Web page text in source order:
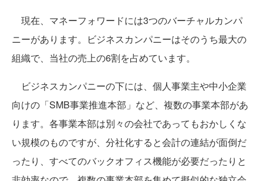
現在、マネーフォワードには3つのバーチャルカンパ
ニーがあります。ビジネスカンパニーはそのうち最大の
組織で、当社の売上の6割を占めています。
ビジネスカンパニーの下には、個人事業主や中小企業
向けの「SMB事業推進本部」など、複数の事業本部があ
ります。各事業本部は別々の会社であってもおかしくな
い規模のものですが、分社化すると会計の連結が面倒だ
ったり、すべてのバックオフィス機能が必要だったりと